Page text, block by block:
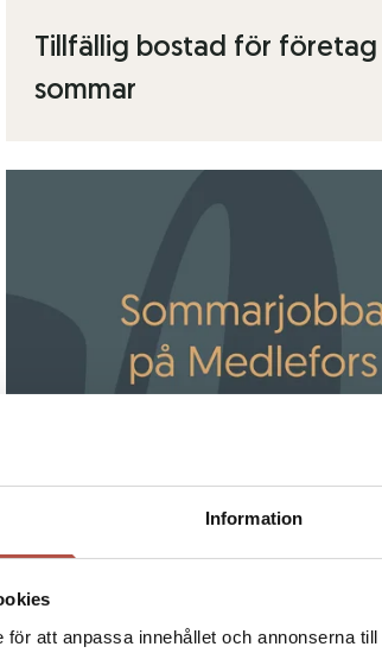
Information
att anpassa innehållet och annonserna
Tillfällig bostad för företag
sommar
Sommarjobba på Medlefors
Skellefteå ♡